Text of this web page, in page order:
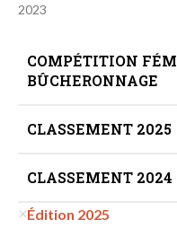
2023
COMPÉTITION
BÛCHERONNAGE
CLASSEMENT 2025
CLASSEMENT 2024
Édition 2025